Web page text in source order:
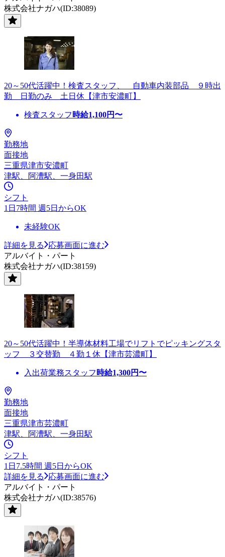
株式会社ナガハ(ID:38089)
20～50代活躍中！検査スタッフ、 自動車内装部品 ９時出
勤 日勤のみ 土日休【津市安濃町】
検査スタッフ 時給1,100円〜
勤務地
面接地
三重県津市安濃町
津駅、阿漕駅、一身田駅
シフト
1日7時間 週5日からOK
未経験OK
詳細を見る
応募画面に進む
アルバイト・パート
株式会社ナガハ(ID:38159)
20～50代活躍中！半導体材料工場でリフトでピッキングスタ
ッフ ３交替勤 ４勤１休【津市芸濃町】
入出荷業務スタッフ 時給1,300円〜
勤務地
面接地
三重県津市芸濃町
津駅、阿漕駅、一身田駅
シフト
1日7.5時間 週5日からOK
詳細を見る
応募画面に進む
アルバイト・パート
株式会社ナガハ(ID:38576)